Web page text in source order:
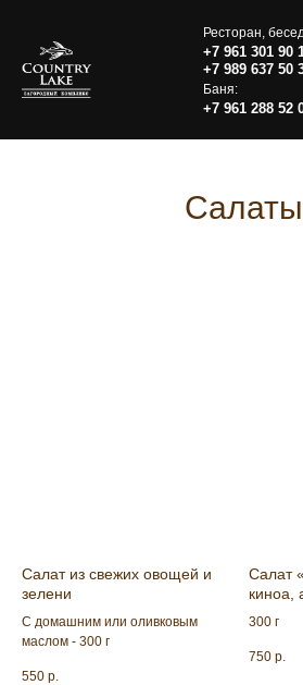
Ресторан,
+7 961 301 90
+7 989 637 50
Баня:
+7 961 288 52
Салаты
Салат из свежих овощей и
зелени
С домашним или оливковым
маслом - 300 г
550 р.
Салат
киноа,
300 г
750 р.